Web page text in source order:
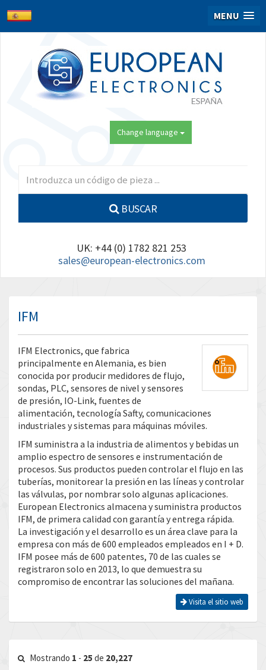
MENU
Change language
BUSCAR
UK: +44 (0) 1782 821 253
sales@european-electronics.com
IFM
IFM Electronics, que fabrica
principalmente en Alemania, es bien
conocida por producir medidores de flujo,
sondas, PLC, sensores de nivel y sensores
de presión, IO-Link, fuentes de
alimentación, tecnología Safty, comunicaciones
industriales y sistemas para máquinas móviles.
IFM suministra a la industria de alimentos y bebidas un
amplio espectro de sensores e instrumentación de
procesos. Sus productos pueden controlar el flujo en las
tuberías, monitorear la presión en las líneas y controlar
las válvulas, por nombrar solo algunas aplicaciones.
European Electronics almacena y suministra productos
IFM, de primera calidad con garantía y entrega rápida.
La investigación y el desarrollo es un área clave para la
empresa con más de 600 empleados empleados en I + D.
IFM posee más de 600 patentes, 70 de las cuales se
registraron solo en 2013, lo que demuestra su
compromiso de encontrar las soluciones del mañana.
Visita el sitio web
Mostrando 1 - 25 de 20,227